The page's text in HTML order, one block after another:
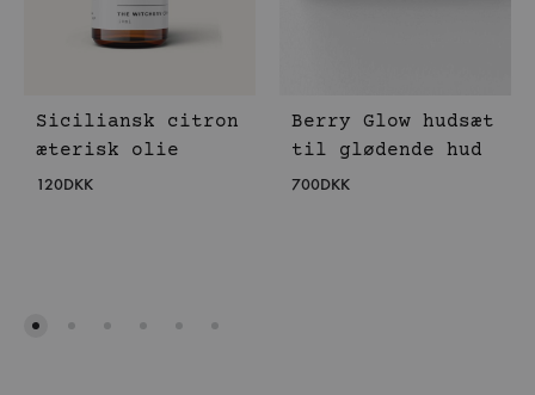
Siciliansk citron
æterisk olie
120DKK
Berry Glow hudsæt
til glødende hud
700DKK